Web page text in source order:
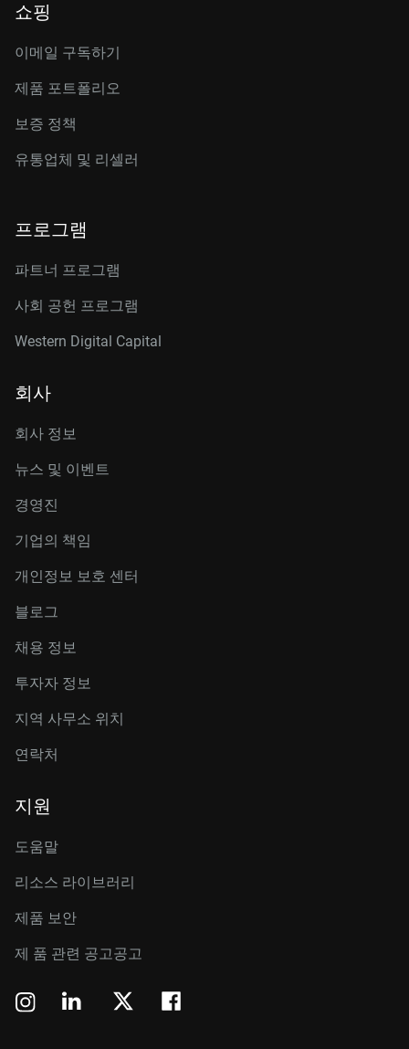
쇼핑
이메일 구독하기
제품 포트폴리오
보증 정책
유통업체 및 리셀러
프로그램
파트너 프로그램
사회 공헌 프로그램
Western Digital Capital
회사
회사 정보
뉴스 및 이벤트
경영진
기업의 책임
개인정보 보호 센터
블로그
채용 정보
투자자 정보
지역 사무소 위치
연락처
지원
도움말
리소스 라이브러리
제품 보안
제 품 관련 공고공고